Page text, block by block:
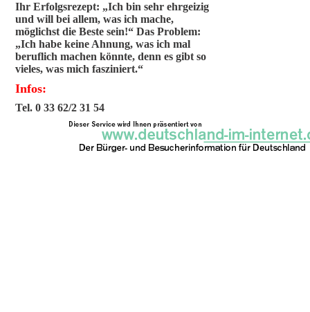
Ihr Erfolgsrezept: „Ich bin sehr ehrgeizig
und will bei allem, was ich mache,
möglichst die Beste sein!“ Das Problem:
„Ich habe keine Ahnung, was ich mal
beruflich machen könnte, denn es gibt so
vieles, was mich fasziniert.“
Infos:
Tel. 0 33 62/2 31 54